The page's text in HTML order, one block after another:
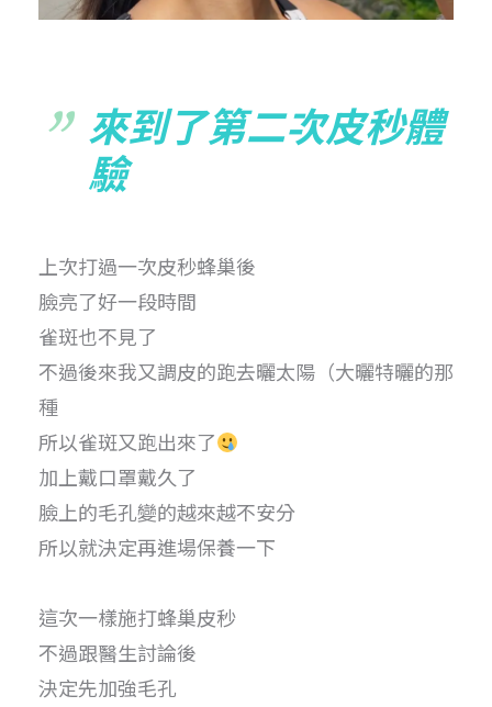
來到了第二次皮秒體
驗
上次打過一次皮秒蜂巢後
臉亮了好一段時間
雀斑也不見了
不過後來我又調皮的跑去曬太陽（大曬特曬的那
種
所以雀斑又跑出來了
加上戴口罩戴久了
臉上的毛孔變的越來越不安分
所以就決定再進場保養一下
這次一樣施打蜂巢皮秒
不過跟醫生討論後
決定先加強毛孔